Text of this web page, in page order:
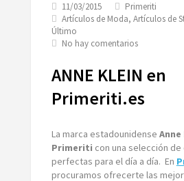
11/03/2015
Primeriti
Artículos de Moda, Artículos de
Último
No hay comentariosen
KLEIN
en
ANNE KLEIN en
Primeriti.es
La marca estadounidense
Primeriti con una selección de
perfectas para el día a día. En
procuramos ofrecerte las